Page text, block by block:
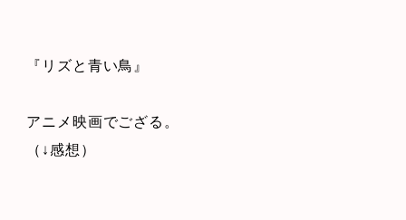
『リズと青い鳥』
アニメ映画でござる。
（↓感想）